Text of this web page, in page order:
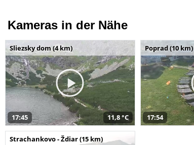
Kameras in der Nähe
Sliezsky dom (4 km)
17:45 11,8 °C
Poprad (10 km)
17:54
Strachankovo - Ždiar (15 km)